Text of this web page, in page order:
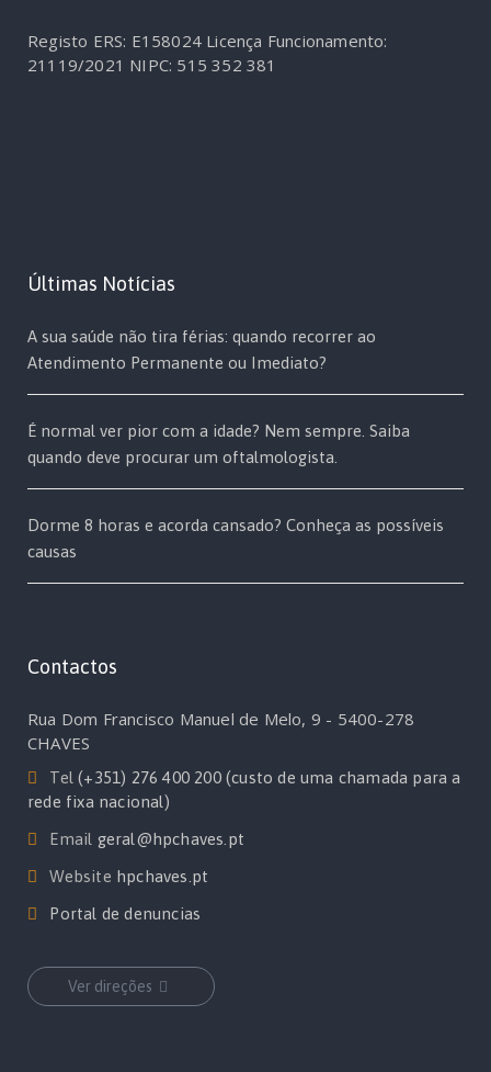
Registo ERS: E158024 Licença Funcionamento:
21119/2021 NIPC: 515 352 381
Últimas Notícias
A sua saúde não tira férias: quando recorrer ao
Atendimento Permanente ou Imediato?
É normal ver pior com a idade? Nem sempre. Saiba
quando deve procurar um oftalmologista.
Dorme 8 horas e acorda cansado? Conheça as possíveis
causas
Contactos
Rua Dom Francisco Manuel de Melo, 9 - 5400-278
CHAVES
Tel(+351) 276 400 200 (custo de uma chamada para a
rede fixa nacional)
Email geral@hpchaves.pt
Website hpchaves.pt
Portal de denuncias
Ver direções